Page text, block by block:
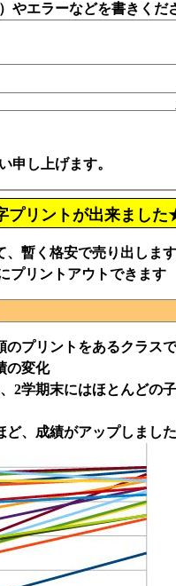
やエラーなどを書きくだ
申し上げます。